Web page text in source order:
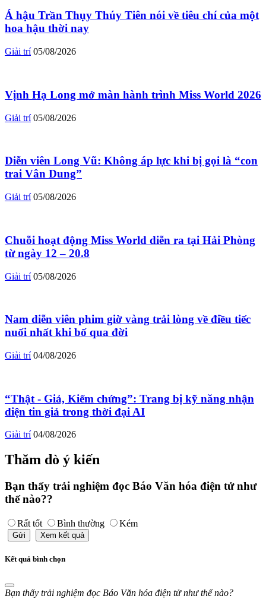
Á hậu Trần Thụy Thúy Tiên nói về tiêu chí của một
hoa hậu thời nay
Giải trí 05/08/2026
Vịnh Hạ Long mở màn hành trình Miss World 2026
Giải trí 05/08/2026
Diễn viên Long Vũ: Không áp lực khi bị gọi là “con
trai Vân Dung”
Giải trí 05/08/2026
Chuỗi hoạt động Miss World diễn ra tại Hải Phòng
từ ngày 12 – 20.8
Giải trí 05/08/2026
Nam diễn viên phim giờ vàng trải lòng về điều tiếc
nuối nhất khi bố qua đời
Giải trí 04/08/2026
“Thật - Giả, Kiểm chứng”: Trang bị kỹ năng nhận
diện tin giả trong thời đại AI
Giải trí 04/08/2026
Thăm dò ý kiến
Bạn thấy trải nghiệm đọc Báo Văn hóa điện tử như
thế nào??
Rất tốt Bình thường Kém
Gửi Xem kết quả
Kết quả bình chọn
Bạn thấy trải nghiệm đọc Báo Văn hóa điện tử như thế nào?